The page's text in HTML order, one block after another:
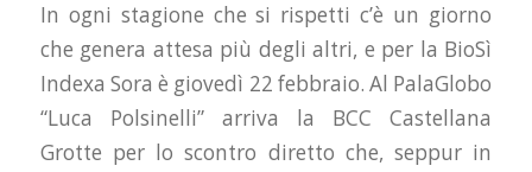
In ogni stagione che si rispetti c’è un giorno
che genera attesa più degli altri, e per la BioSì
Indexa Sora è giovedì 22 febbraio. Al PalaGlobo
“Luca Polsinelli” arriva la BCC Castellana
Grotte per lo scontro diretto che, seppur in